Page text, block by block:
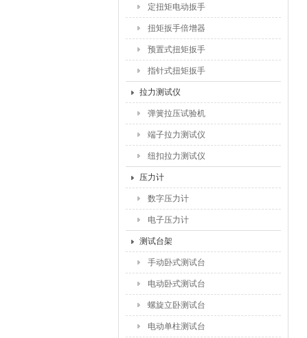
定扭矩电动扳手
扭矩扳手倍增器
预置式扭矩扳手
指针式扭矩扳手
拉力测试仪
弹簧拉压试验机
端子拉力测试仪
纽扣拉力测试仪
压力计
数字压力计
电子压力计
测试台架
手动卧式测试台
电动卧式测试台
螺旋立卧测试台
电动单柱测试台